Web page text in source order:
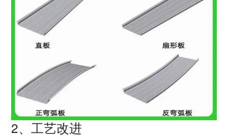
2、工艺改进